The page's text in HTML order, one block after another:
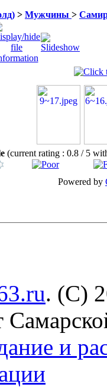
> Мужчины >
(current rating : 0.8 / 5
Powered by
. (C)
и